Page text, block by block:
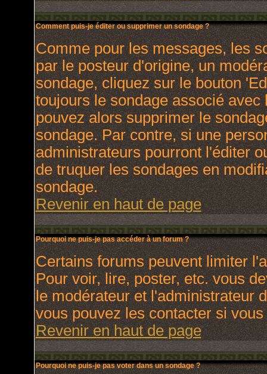
Comment puis-je éditer ou supprimer un sondage ?
Comme pour les messages, les
par le posteur d'origine, un
sondage, cliquez sur le bouton
toujours le sondage associé
pouvez alors supprimer le
sondage. Par contre, si une
administrateurs pourront l'éditer
de truquer les sondages en
sondage.
Revenir en haut de page
Pourquoi ne puis-je pas accéder à un forum ?
Certains forums peuvent limiter
Pour voir, lire, poster, etc. vous
le modérateur et l'administrateur
vous pouvez les contacter si
Revenir en haut de page
Pourquoi ne puis-je pas voter dans un sondage ?